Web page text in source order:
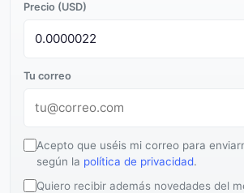
Precio (USD)
Tu correo
Acepto que uséis mi correo para
según la política de privacidad.
Quiero recibir además novedades del